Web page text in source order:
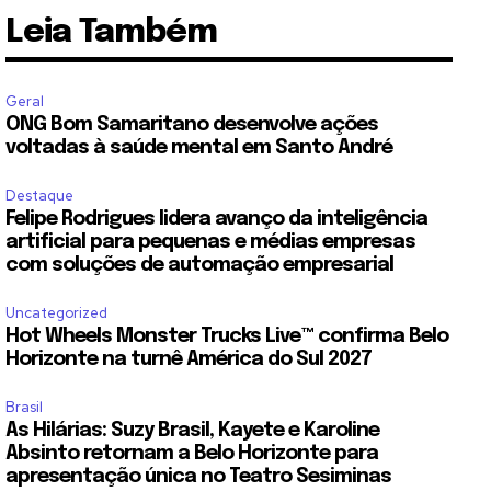
Leia Também
Geral
ONG Bom Samaritano desenvolve ações
voltadas à saúde mental em Santo André
Destaque
Felipe Rodrigues lidera avanço da inteligência
artificial para pequenas e médias empresas
com soluções de automação empresarial
Uncategorized
Hot Wheels Monster Trucks Live™ confirma Belo
Horizonte na turnê América do Sul 2027
Brasil
As Hilárias: Suzy Brasil, Kayete e Karoline
Absinto retornam a Belo Horizonte para
apresentação única no Teatro Sesiminas